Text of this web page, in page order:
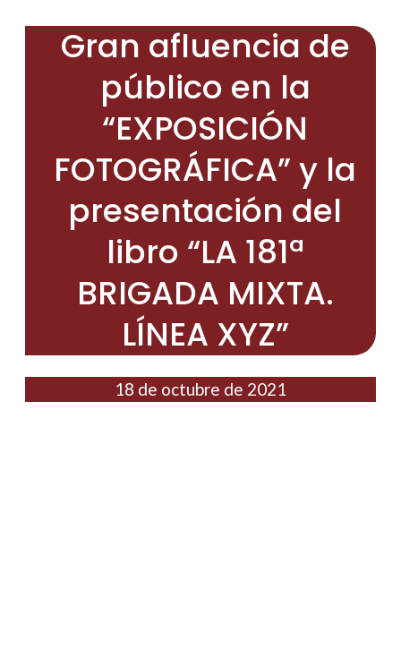
Gran afluencia de
público en la
“EXPOSICIÓN
FOTOGRÁFICA” y la
presentación del
libro “LA 181ª
BRIGADA MIXTA.
LÍNEA XYZ”
18 de octubre de 2021